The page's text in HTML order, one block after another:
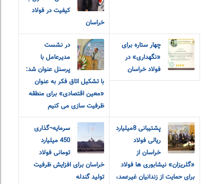
کیفیت در فولاد
خراسان
چهار ستاره برای
«نگهداری» در
فولاد خراسان
در نشست
مدیرعامل با
پرسنل عنوان شد:
با تشکیل اتاق فکر به عنوان
«معین اقتصادی» برای منطقه
ظرفیت سازی می کنیم
پشتیبانی 8میلیارد
ریالی فولاد
خراسان از
«گلریزان» نیشابوری ها فولاد
برای حمایت از زندانیان غیرعمد،
سرمایه¬گذاری
450 میلیارد
تومانی فولاد
خراسان برای افزایش ظرفیت
تولید گندله